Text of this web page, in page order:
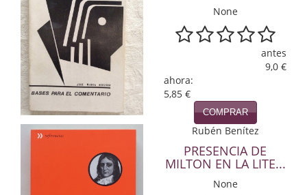
Enciclopedias
Ensayo
Ensayo literario
Filosofía
Física y Química
Guerra Civil Española
None
antes
9,0 €
ahora:
5,85 €
COMPRAR
Rubén Benítez
PRESENCIA DE
MILTON EN LA LITE...
None